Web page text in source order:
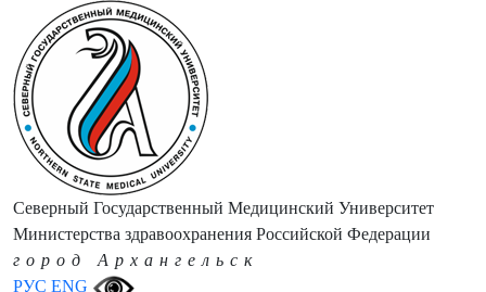
РУС ENG
Северный Государственный Медицинский Университет
Министерства здравоохранения Российской Федерации
город Архангельск